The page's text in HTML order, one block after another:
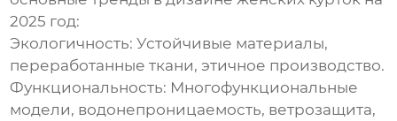
2025 год:
Экологичность: Устойчивые материалы,
переработанные ткани, этичное производство.
Функциональность: Многофункциональные
модели, водонепроницаемость, ветрозащита,